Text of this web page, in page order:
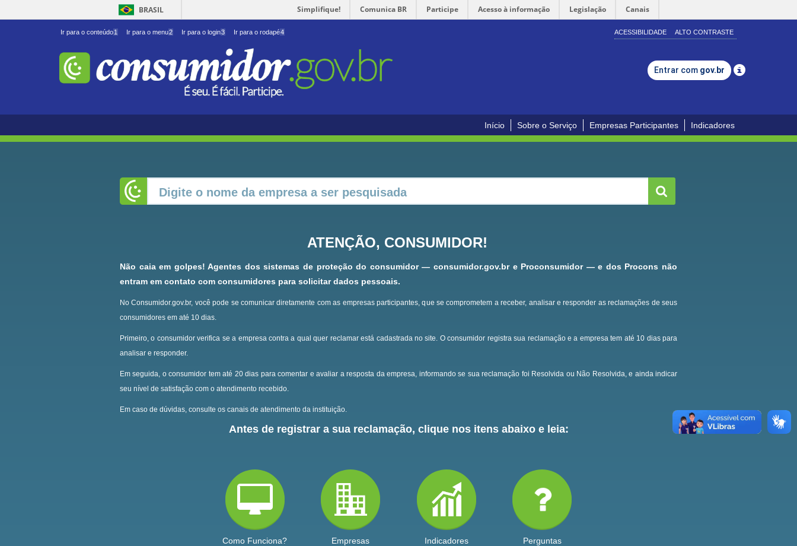
BRASIL Simplifique! Comunica BR Participe Acesso à informação Legislação Canais
Ir para o conteúdo1 Ir para o menu2 Ir para o login3 Ir para o rodapé4 ACESSIBILIDADE ALTO CONTRASTE
Entrar com gov.br
Início Sobre o Serviço Empresas Participantes Indicadores
ATENÇÃO, CONSUMIDOR!
Não caia em golpes! Agentes dos sistemas de proteção do consumidor — consumidor.gov.br e Proconsumidor — e dos Procons não
entram em contato com consumidores para solicitar dados pessoais.
No Consumidor.gov.br, você pode se comunicar diretamente com as empresas participantes, que se comprometem a receber, analisar e responder as reclamações de seus
consumidores em até 10 dias.
Primeiro, o consumidor verifica se a empresa contra a qual quer reclamar está cadastrada no site. O consumidor registra sua reclamação e a empresa tem até 10 dias para
analisar e responder.
Em seguida, o consumidor tem até 20 dias para comentar e avaliar a resposta da empresa, informando se sua reclamação foi Resolvida ou Não Resolvida, e ainda indicar
seu nível de satisfação com o atendimento recebido.
Em caso de dúvidas, consulte os canais de atendimento da instituição.
Antes de registrar a sua reclamação, clique nos itens abaixo e leia:
Como Funciona?
Empresas
Indicadores
Perguntas